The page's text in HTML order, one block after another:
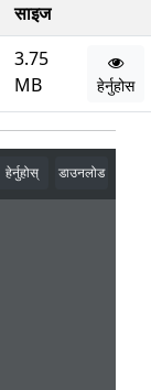
साइज
3.75
MB
हेर्नुहोस